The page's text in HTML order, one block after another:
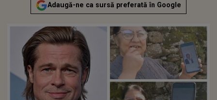
Adaugă-ne ca sursă preferată în Google